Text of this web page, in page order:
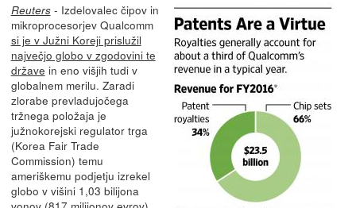
Reuters- Izdelovalec čipov in
mikroprocesorjev Qualcomm
si je v Južni Koreji prislužil
največjo globo v zgodovini te
države in eno višjih tudi v
globalnem merilu. Zaradi
zlorabe prevladujočega
tržnega položaja je
južnokorejski regulator trga
(Korea Fair Trade
Commission) temu
ameriškemu podjetju izrekel
globo v višini 1,03 bilijona